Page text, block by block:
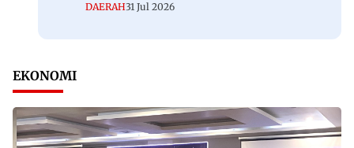
DAERAH31 Jul 2026
EKONOMI